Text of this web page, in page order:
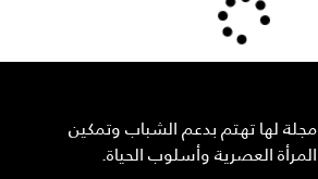
مجلة لها تهتم بدعم الشباب وتمكين
المرأة العصرية وأسلوب الحياة.